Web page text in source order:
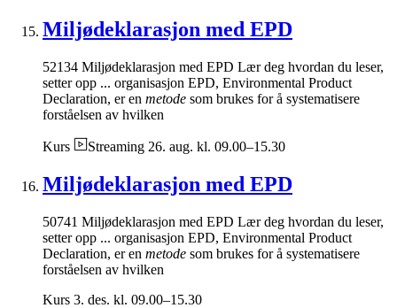
Miljødeklarasjon med EPD
52134 Miljødeklarasjon med EPD Lær deg hvordan du leser,
setter opp ... organisasjon EPD, Environmental Product
Declaration, er en metode som brukes for å systematisere
forståelsen av hvilken
Kurs Streaming 26. aug. kl. 09.00–15.30
Miljødeklarasjon med EPD
50741 Miljødeklarasjon med EPD Lær deg hvordan du leser,
setter opp ... organisasjon EPD, Environmental Product
Declaration, er en metode som brukes for å systematisere
forståelsen av hvilken
Kurs 3. des. kl. 09.00–15.30